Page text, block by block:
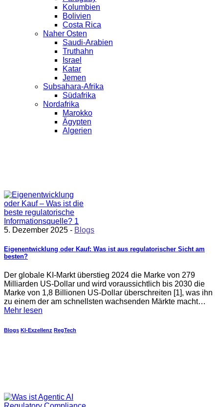
Kolumbien
Bolivien
Costa Rica
Naher Osten
Saudi-Arabien
Truthahn
Israel
Katar
Jemen
Subsahara-Afrika
Südafrika
Nordafrika
Marokko
Ägypten
Algerien
5. Dezember 2025 - Blogs
Eigenentwicklung oder Kauf: Was ist aus regulatorischer Sicht am
besten?
Der globale KI-Markt überstieg 2024 die Marke von 279
Milliarden US-Dollar und wird voraussichtlich bis 2030 die
Marke von 1,8 Billionen US-Dollar überschreiten [1], was ihn
zu einem der am schnellsten wachsenden Märkte macht…
Mehr lesen
Blogs KI-Exzellenz RegTech